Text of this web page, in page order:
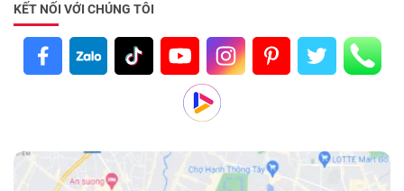
KẾT NỐI VỚI CHÚNG TÔI